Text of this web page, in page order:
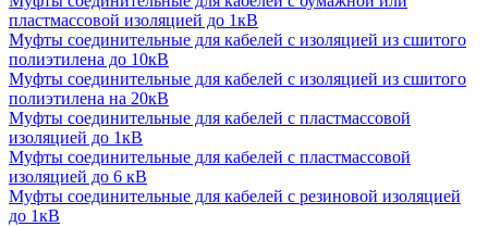
пластмассовой изоляцией до 1кВ
Муфты соединительные для кабелей с изоляцией из сшитого
полиэтилена до 10кВ
Муфты соединительные для кабелей с изоляцией из сшитого
полиэтилена на 20кВ
Муфты соединительные для кабелей с пластмассовой
изоляцией до 1кВ
Муфты соединительные для кабелей с пластмассовой
изоляцией до 6 кВ
Муфты соединительные для кабелей с резиновой изоляцией
до 1кВ